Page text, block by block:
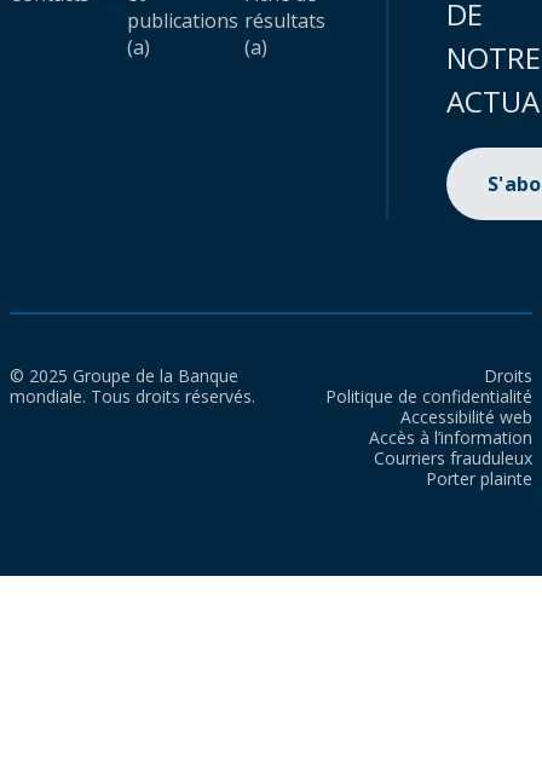
publications
(a)
résultats
(a)
DE
NOTRE
© 2025 Groupe de la Banque
mondiale. Tous droits réservés.
Droits
Politique de confidentialité
Accessibilité web
Accès à l’information
Courriers frauduleux
Porter plainte